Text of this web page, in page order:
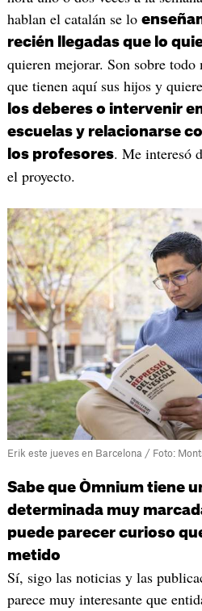
hablan el catalán se lo
recién llegadas que lo
quieren mejorar. Son sobre todo
que tienen aquí sus hijos y
los deberes o intervenir
escuelas y relacionarse
los profesores. Me interesó
el proyecto.
Erik este jueves en Barcelona / Foto:
Sabe que Òmnium tiene
determinada muy
puede parecer curioso
metido
Sí, sigo las noticias y las
parece muy interesante que